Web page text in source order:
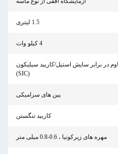
1.5 لیتری
4 کیلو وات
در برابر سایش استیل/کاربید سیلیکون
(SIC)
پین های سرامیکی
کاربید تنگستن
مهره های زیرکونیا ، 0.6-0.8 میلی متر